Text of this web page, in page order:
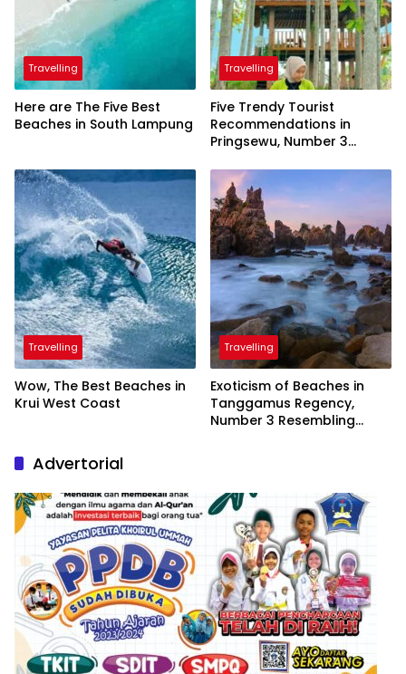
Travelling
Here are The Five Best
Beaches in South Lampung
Travelling
Five Trendy Tourist
Recommendations in
Pringsewu, Number 3
President
Travelling
Wow, The Best Beaches in
Krui West Coast
Travelling
Exoticism of Beaches in
Tanggamus Regency,
Number 3 Resembling
Advertorial